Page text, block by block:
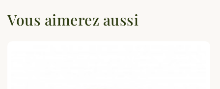
Vous aimerez aussi